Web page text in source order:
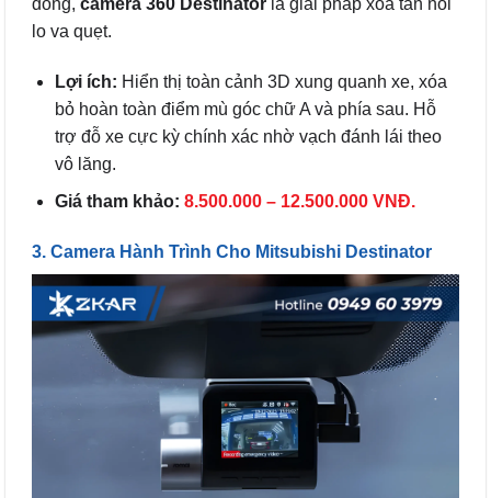
đông, camera 360 Destinator là giải pháp xóa tan nỗi
lo va quẹt.
Lợi ích: Hiển thị toàn cảnh 3D xung quanh xe, xóa
bỏ hoàn toàn điểm mù góc chữ A và phía sau. Hỗ
trợ đỗ xe cực kỳ chính xác nhờ vạch đánh lái theo
vô lăng.
Giá tham khảo: 8.500.000 – 12.500.000 VNĐ.
3. Camera Hành Trình Cho Mitsubishi Destinator